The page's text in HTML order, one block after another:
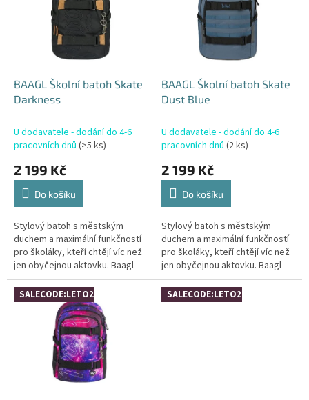
BAAGL Školní batoh Skate
Darkness
U dodavatele - dodání do 4-6
pracovních dnů (>5 ks)
2 199 Kč
Do košíku
Stylový batoh s městským
duchem a maximální funkčností
pro školáky, kteří chtějí víc než
jen obyčejnou aktovku. Baagl
Skate je ideální volba pro starší
školáky (3-5. třída),...
BAAGL Školní batoh Skate
Dust Blue
U dodavatele - dodání do 4-6
pracovních dnů (2 ks)
2 199 Kč
Do košíku
Stylový batoh s městským
duchem a maximální funkčností
pro školáky, kteří chtějí víc než
jen obyčejnou aktovku. Baagl
Skate je ideální volba pro starší
školáky (3-5. třída),...
SALECODE:LETO26:4:% SALECODE:LETO26:4:%